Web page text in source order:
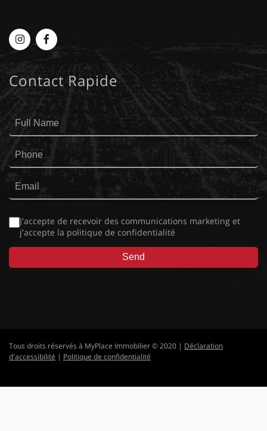
Myplace
Instagram
MyPlace
Facebook
Contact Rapide
J'accepte de recevoir des communications marketing et
j'accepte la politique de confidentialité
Tous droits réservés à MyPlace Immobilier © 2020 | Déclaration
d'accessibilité | Politique de confidentialité